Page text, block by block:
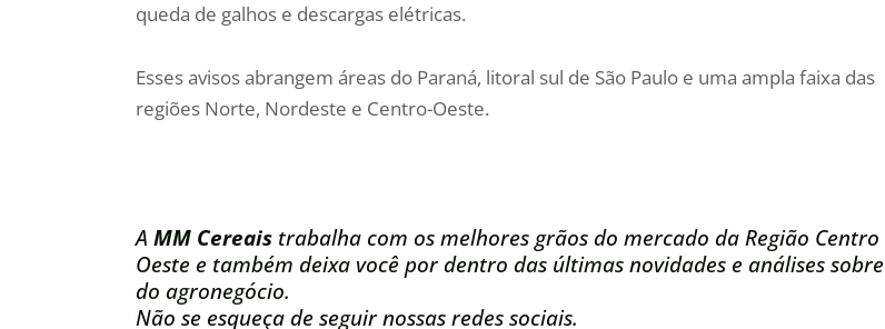
queda de galhos e descargas elétricas.
Esses avisos abrangem áreas do Paraná, litoral sul de São Paulo e uma ampla faixa das
regiões Norte, Nordeste e Centro-Oeste.
A MM Cereais trabalha com os melhores grãos do mercado da Região Centro
Oeste e também deixa você por dentro das últimas novidades e análises sobre
do agronegócio.
Não se esqueça de seguir nossas redes sociais.